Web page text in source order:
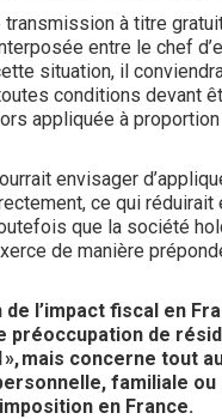
à titre
entre le chef
situation, il
conditions devant
appliquée à
envisager
ce qui réduirait
que la société
de manière
l’impact fiscal en
préoccupation de
mais concerne tout
familiale
en France.